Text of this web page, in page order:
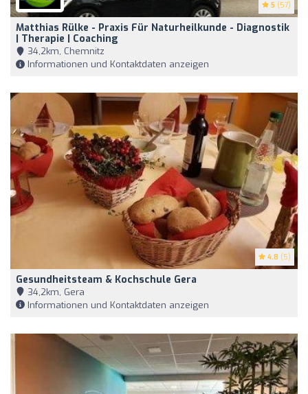
5 (57)
Matthias Rülke - Praxis Für Naturheilkunde - Diagnostik
| Therapie | Coaching
34,2km, Chemnitz
Informationen und Kontaktdaten anzeigen
4.8 (5)
Gesundheitsteam & Kochschule Gera
34,2km, Gera
Informationen und Kontaktdaten anzeigen